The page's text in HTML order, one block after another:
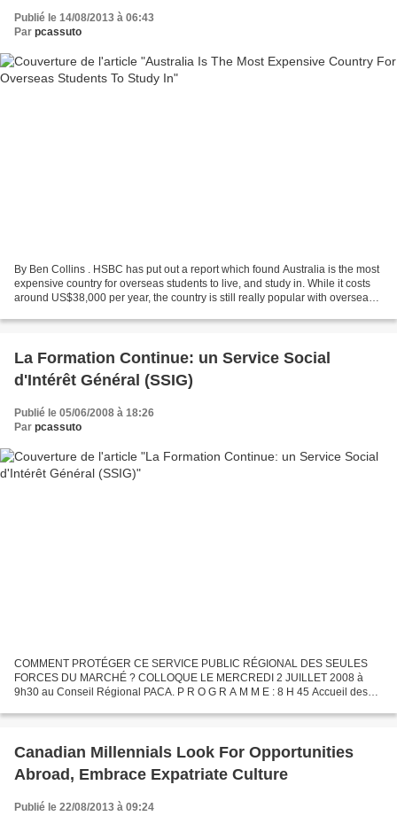
Publié le 14/08/2013 à 06:43
Par pcassuto
By Ben Collins . HSBC has put out a report which found Australia is the most
expensive country for overseas students to live, and study in. While it costs
around US$38,000 per year, the country is still really popular with overseas
La Formation Continue: un Service Social
d'Intérêt Général (SSIG)
Publié le 05/06/2008 à 18:26
Par pcassuto
COMMENT PROTÉGER CE SERVICE PUBLIC RÉGIONAL DES SEULES
FORCES DU MARCHÉ ? COLLOQUE LE MERCREDI 2 JUILLET 2008 à
9h30 au Conseil Régional PACA. P R O G R A M M E : 8 H 45 Accueil des
Président...
Canadian Millennials Look For Opportunities
Abroad, Embrace Expatriate Culture
Publié le 22/08/2013 à 09:24